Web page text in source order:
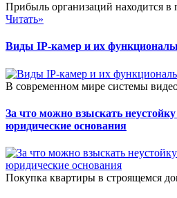
Прибыль организаций находится в
Читать»
Виды IP-камер и их
В современном мире системы
За что можно взыскать
юридические основания
Покупка квартиры в строящемся